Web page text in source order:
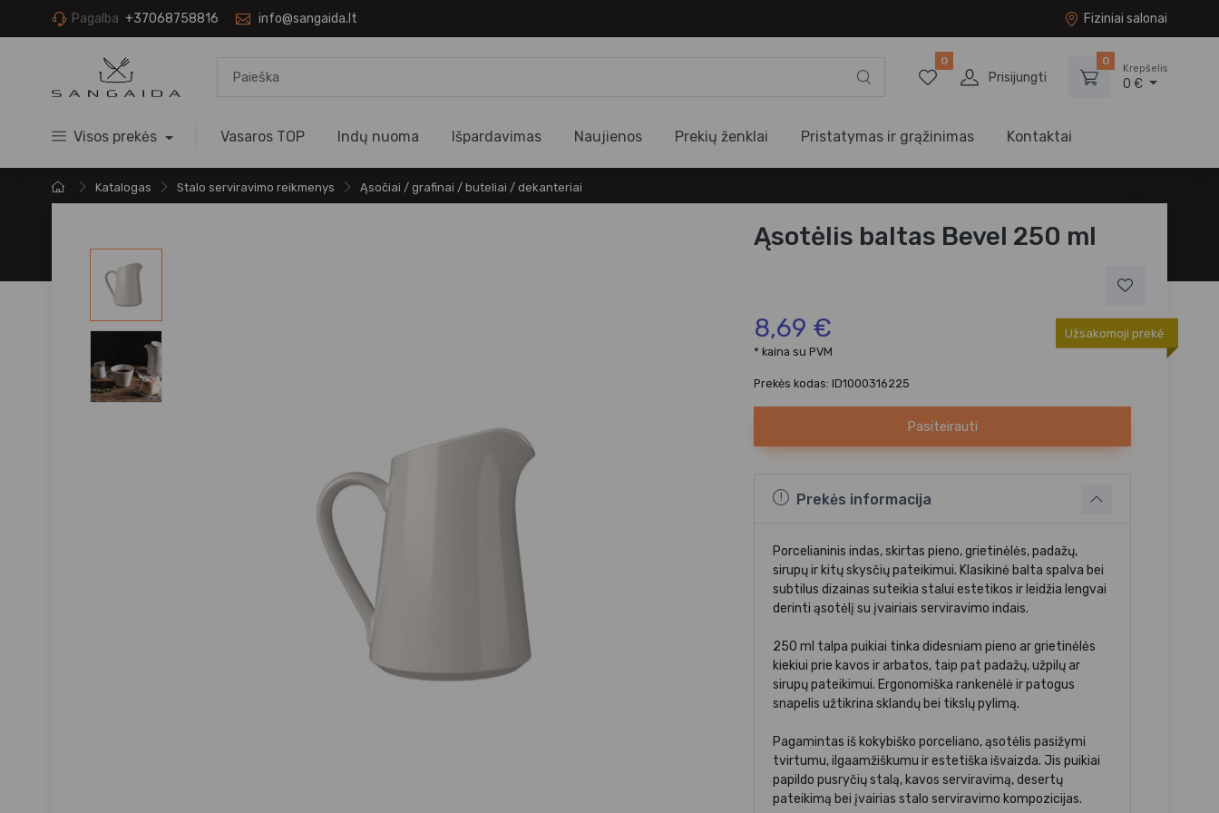
Pagalba +37068758816 info@sangaida.lt Fiziniai salonai
0
Prisijungti
0
Krepšelis
0 €
Visos prekės Vasaros TOP Indų nuoma Išpardavimas Naujienos Prekių ženklai Pristatymas ir grąžinimas Kontaktai
Katalogas Stalo serviravimo reikmenys Ąsočiai / grafinai / buteliai / dekanteriai
Ąsotėlis baltas Bevel 250 ml
8,69 €
Užsakomoji prekė
* kaina su PVM
Prekės kodas: ID1000316225
Pasiteirauti
Prekės informacija
Porcelianinis indas, skirtas pieno, grietinėlės, padažų,
sirupų ir kitų skysčių pateikimui. Klasikinė balta spalva bei
subtilus dizainas suteikia stalui estetikos ir leidžia lengvai
derinti ąsotėlį su įvairiais serviravimo indais.
250 ml talpa puikiai tinka didesniam pieno ar grietinėlės
kiekiui prie kavos ir arbatos, taip pat padažų, užpilų ar
sirupų pateikimui. Ergonomiška rankenėlė ir patogus
snapelis užtikrina sklandų bei tikslų pylimą.
Pagamintas iš kokybiško porceliano, ąsotėlis pasižymi
tvirtumu, ilgaamžiškumu ir estetiška išvaizda. Jis puikiai
papildo pusryčių stalą, kavos serviravimą, desertų
pateikimą bei įvairias stalo serviravimo kompozicijas.